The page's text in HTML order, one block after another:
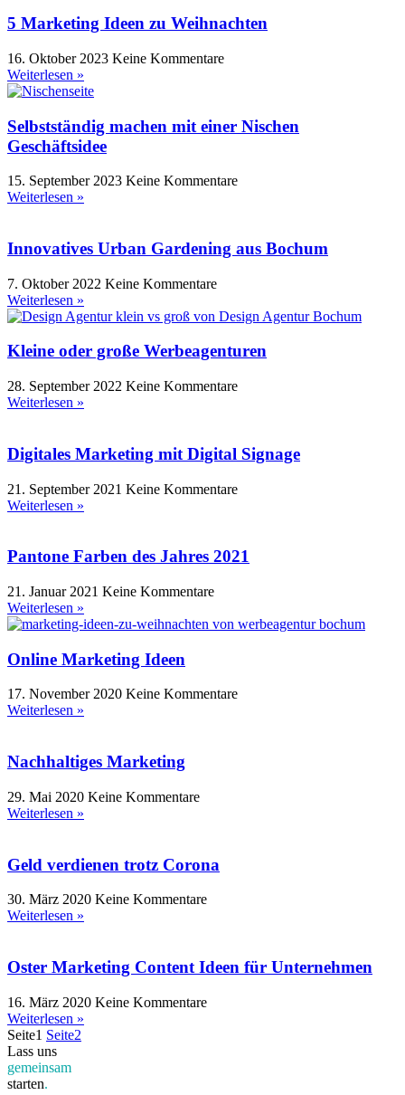
5 Marketing Ideen zu Weihnachten
16. Oktober 2023 Keine Kommentare
Weiterlesen »
Selbstständig machen mit einer Nischen
Geschäftsidee
15. September 2023 Keine Kommentare
Weiterlesen »
Innovatives Urban Gardening aus Bochum
7. Oktober 2022 Keine Kommentare
Weiterlesen »
Kleine oder große Werbeagenturen
28. September 2022 Keine Kommentare
Weiterlesen »
Digitales Marketing mit Digital Signage
21. September 2021 Keine Kommentare
Weiterlesen »
Pantone Farben des Jahres 2021
21. Januar 2021 Keine Kommentare
Weiterlesen »
Online Marketing Ideen
17. November 2020 Keine Kommentare
Weiterlesen »
Nachhaltiges Marketing
29. Mai 2020 Keine Kommentare
Weiterlesen »
Geld verdienen trotz Corona
30. März 2020 Keine Kommentare
Weiterlesen »
Oster Marketing Content Ideen für Unternehmen
16. März 2020 Keine Kommentare
Weiterlesen »
Seite1 Seite2
Lass uns
gemeinsam
starten.